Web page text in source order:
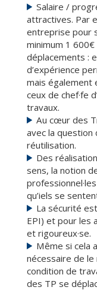
Salaire /
attractives. Par
entreprise pour
minimum 1
déplacements :
d’expérience
mais également
ceux de chef·fe
travaux.
Au cœur des
avec la question
réutilisation.
Des
sens, la notion
qu’iels se
La sécurité
EPI) et pour les
et rigoureux·se.
Même si cela
nécessaire de
condition de
des TP se